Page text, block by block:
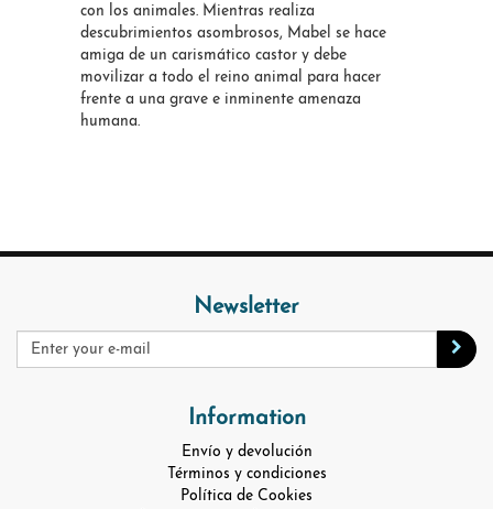
con los animales. Mientras realiza
descubrimientos asombrosos, Mabel se hace
amiga de un carismático castor y debe
movilizar a todo el reino animal para hacer
frente a una grave e inminente amenaza
humana.
Newsletter
Information
Envío y devolución
Términos y condiciones
Política de Cookies